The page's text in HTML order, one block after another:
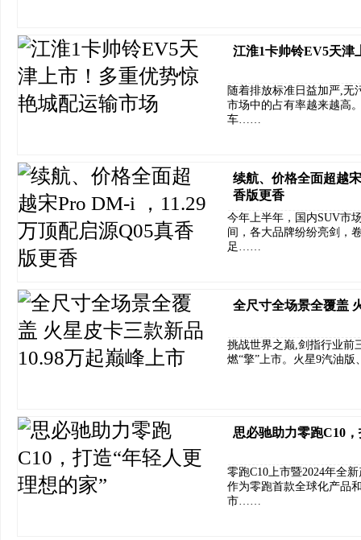
江淮1卡帅铃EV5天津
随着排放标准日益加严,无
市场中的占有率越来越高
车……
续航、价格全面超越
香版更香
今年上半年，国内SUV市
间，各大品牌纷纷亮剑，
足……
全尺寸全场景全覆盖
挑战世界之巅,剑指行业前
燃“擎”上市。火星9汽油
思必驰助力零跑C10
零跑C10上市暨2024年全
作为零跑首款全球化产品
市……